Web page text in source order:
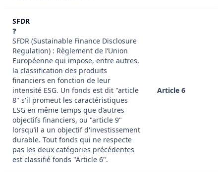
SFDR
❓
SFDR (Sustainable Finance Disclosure
Regulation) : Règlement de l’Union
Européenne qui impose, entre autres,
la classification des produits
financiers en fonction de leur
intensité ESG. Un fonds est dit "article
8" s'il promeut les caractéristiques
ESG en même temps que d’autres
objectifs financiers, ou "article 9"
lorsqu’il a un objectif d'investissement
durable. Tout fonds qui ne respecte
pas les deux catégories précédentes
est classifié fonds "Article 6".
Article 6